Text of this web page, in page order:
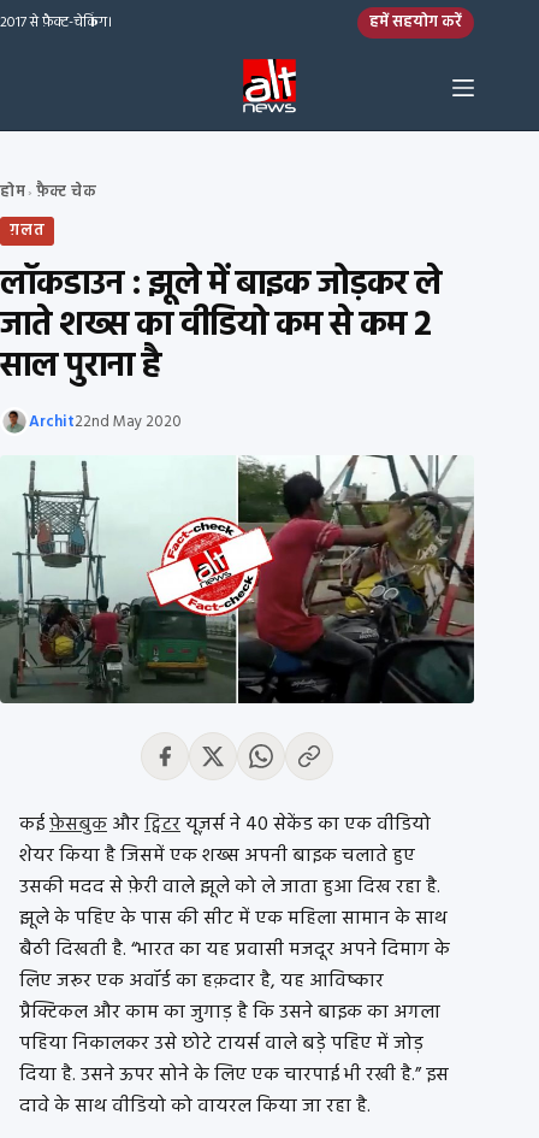
Skip to content
2017 से फ़ैक्ट-चेकिंग। हमें सहयोग करें
होम› फ़ैक्ट चेक
ग़लत
लॉकडाउन : झूले में बाइक जोड़कर ले
जाते शख्स का वीडियो कम से कम 2
साल पुराना है
Archit22nd May 2020
कईफ़ेसबुकऔरट्विटरयूज़र्स ने 40 सेकेंड का एक वीडियो
शेयर किया है जिसमें एक शख्स अपनी बाइक चलाते हुए
उसकी मदद से फ़ेरी वाले झूले को ले जाता हुआ दिख रहा है.
झूले के पहिए के पास की सीट में एक महिला सामान के साथ
बैठी दिखती है. “भारत का यह प्रवासी मजदूर अपने दिमाग के
लिए जरूर एक अवॉर्ड का हक़दार है, यह आविष्कार
प्रैक्टिकल और काम का जुगाड़ है कि उसने बाइक का अगला
पहिया निकालकर उसे छोटे टायर्स वाले बड़े पहिए में जोड़
दिया है. उसने ऊपर सोने के लिए एक चारपाई भी रखी है.” इस
दावे के साथ वीडियो को वायरल किया जा रहा है.